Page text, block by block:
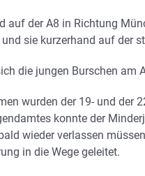
auf der A8 in Richtung
sie kurzerhand auf der
die jungen Burschen am
wurden der 19- und der
konnte der
wieder verlassen
in die Wege geleitet.